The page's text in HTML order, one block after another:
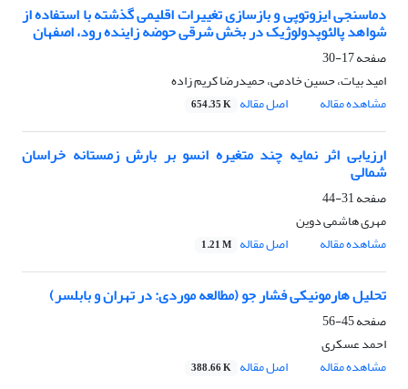
دماسنجی ایزوتوپی و بازسازی تغییرات اقلیمی گذشته با استفاده از
شواهد پالئوپدولوژیک در بخش شرقی حوضه زاینده رود، اصفهان
صفحه17-30
امید بیات، حسین خادمی، حمیدرضا کریم زاده
مشاهده مقاله
اصل مقاله 654.35 K
ارزیابی اثر نمایه چند متغیره انسو بر بارش زمستانه خراسان
شمالی
صفحه31-44
مهری هاشمی دوین
مشاهده مقاله
اصل مقاله 1.21 M
تحلیل هارمونیکی فشار جو (مطالعه موردی: در تهران و بابلسر)
صفحه45-56
احمد عسکری
مشاهده مقاله
اصل مقاله 388.66 K